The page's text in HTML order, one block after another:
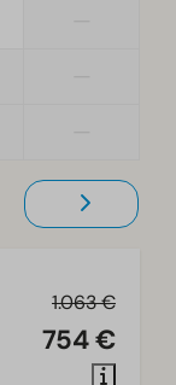
1.063 €
754 €